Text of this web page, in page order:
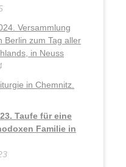
Versammlung
Berlin zum Tag aller
in Neuss
in Chemnitz.
Taufe für eine
Familie in